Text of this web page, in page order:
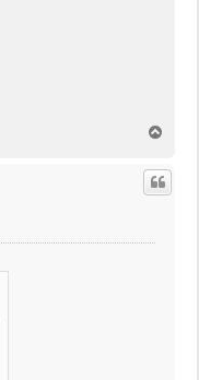
h
o